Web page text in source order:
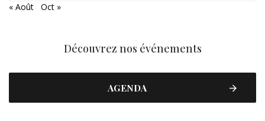
« Août Oct »
Découvrez nos événements
AGENDA